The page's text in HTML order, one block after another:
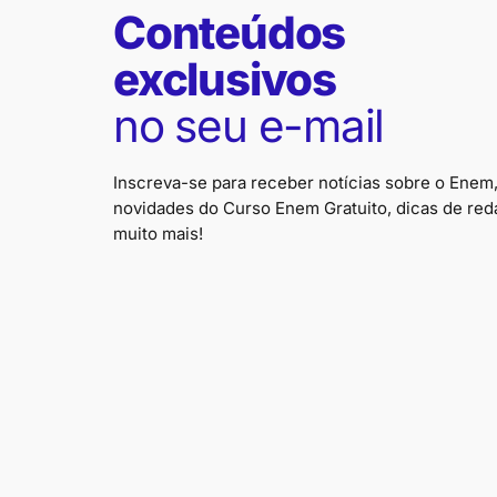
Conteúdos
exclusivos
no seu e-mail
Inscreva-se para receber notícias sobre o Enem,
novidades do Curso Enem Gratuito, dicas de
muito mais!